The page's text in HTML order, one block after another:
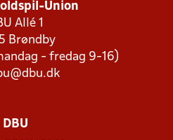
Union
Allé 1
Brøndby
- fredag 9-16)
DBU